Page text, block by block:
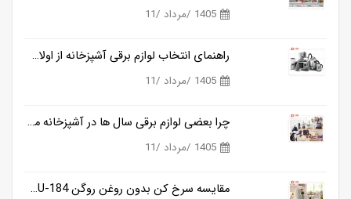
1405 /مرداد /11
راهنمای انتخاب لوازم برقی آشپزخانه از اولان کالا
1405 /مرداد /11
چرا بعضی لوازم برقی سال ها در آشپزخانه می مانند و بعضی دیگر خیلی زود کنار گذاشته می شوند؟
1405 /مرداد /11
مقایسه سرخ کن بدون روغن روگن RU-184 و کوزانو KF818